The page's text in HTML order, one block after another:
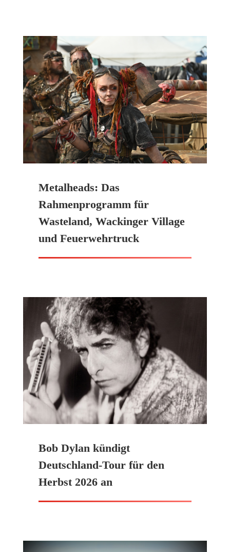
Metalheads: Das
Rahmenprogramm für
Wasteland, Wackinger Village
und Feuerwehrtruck
Bob Dylan kündigt
Deutschland-Tour für den
Herbst 2026 an